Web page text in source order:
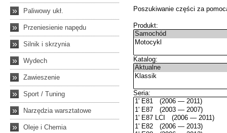
» Paliwowy ukł.
» Przeniesienie napędu
» Silnik i skrzynia
» Wydech
» Zawieszenie
» Sport / Tuning
» Narzędzia warsztatowe
» Oleje i Chemia